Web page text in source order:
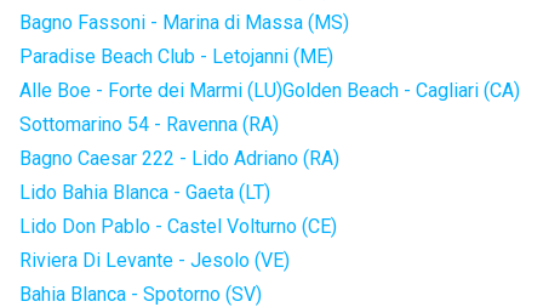
Bagno Fassoni - Marina di Massa (MS)
Paradise Beach Club - Letojanni (ME)
Alle Boe - Forte dei Marmi (LU)Golden Beach - Cagliari (CA)
Sottomarino 54 - Ravenna (RA)
Bagno Caesar 222 - Lido Adriano (RA)
Lido Bahia Blanca - Gaeta (LT)
Lido Don Pablo - Castel Volturno (CE)
Riviera Di Levante - Jesolo (VE)
Bahia Blanca - Spotorno (SV)